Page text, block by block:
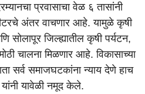
प्रवासाचा वेळ ६ तासांनी
अंतर वाचणार आहे. यामुळे कृषी
सोलापूर जिल्ह्यातील कृषी पर्यटन,
चालना मिळणार आहे. विकासाच्या
सर्व समाजघटकांना न्याय देणे हाच
यावेळी नमूद केले.